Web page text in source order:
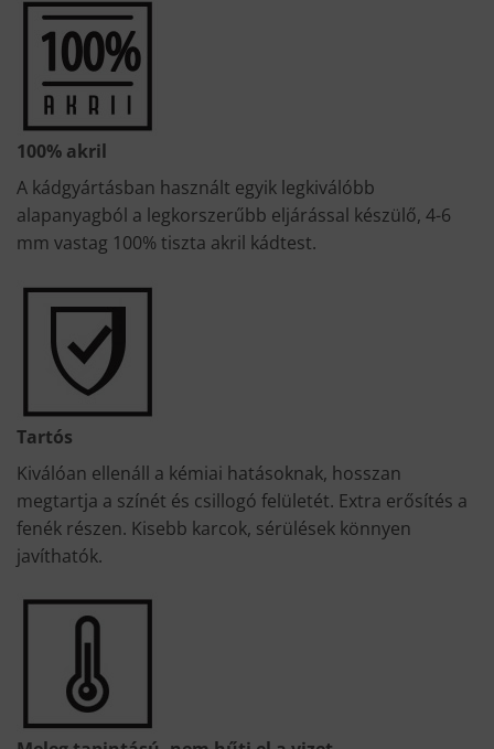
100% akril
A kádgyártásban használt egyik legkiválóbb
alapanyagból a legkorszerűbb eljárással készülő, 4-6
mm vastag 100% tiszta akril kádtest.
Tartós
Kiválóan ellenáll a kémiai hatásoknak, hosszan
megtartja a színét és csillogó felületét. Extra erősítés a
fenék részen. Kisebb karcok, sérülések könnyen
javíthatók.